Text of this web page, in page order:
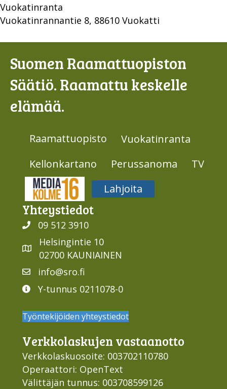
Vuokatinranta
Vuokatinrannantie 8, 88610 Vuokatti
Suomen Raamattuopiston
Säätiö. Raamattu keskelle
elämää.
Raamattuopisto
Vuokatinranta
Kellonkartano
Perussanoma
TV
Media316
Lahjoita
Yhteys­tiedot
09 512 3910
Helsingintie 10
02700 KAUNIAINEN
info@sro.fi
Y-tunnus 0211078-0
Työntekijöiden yhteystiedot
Verkko­laskujen vastaan­otto
Verkkolaskuosoite: 003702110780
Operaattori: OpenText
Välittäjän tunnus: 003708599126